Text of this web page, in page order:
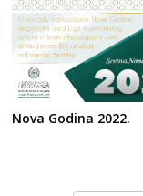
Nova Godina 2022.